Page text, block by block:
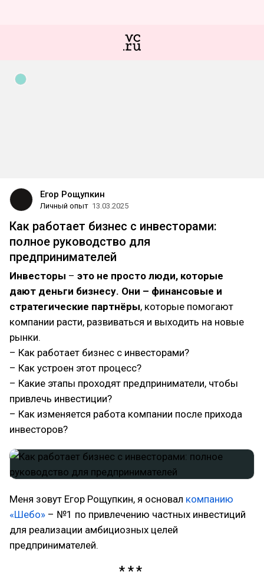
Егор Рощупкин
Личный опыт 13.03.2025
Как работает бизнес с инвесторами:
полное руководство для
предпринимателей
Инвесторы – это не просто люди, которые
дают деньги бизнесу. Они – финансовые и
стратегические партнёры, которые помогают
компании расти, развиваться и выходить на новые
рынки.
– Как работает бизнес с инвесторами?
– Как устроен этот процесс?
– Какие этапы проходят предприниматели, чтобы
привлечь инвестиции?
– Как изменяется работа компании после прихода
инвесторов?
Меня зовут Егор Рощупкин, я основал компанию
«Шебо» – №1 по привлечению частных инвестиций
для реализации амбициозных целей
предпринимателей.